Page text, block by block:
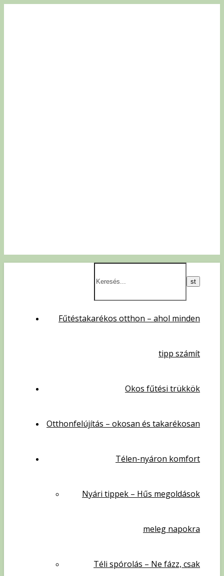
Fűtéstakarékos otthon – ahol minden
tipp számít
Okos fűtési trükkök
Otthonfelújítás – okosan és takarékosan
Télen-nyáron komfort
Nyári tippek – Hűs megoldások
meleg napokra
Téli spórolás – Ne fázz, csak